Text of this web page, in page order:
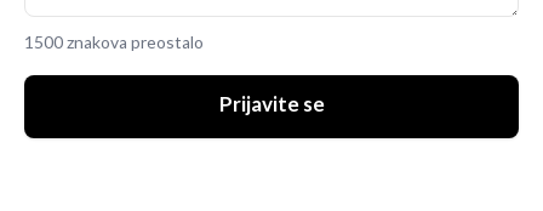
1500 znakova preostalo
Prijavite se